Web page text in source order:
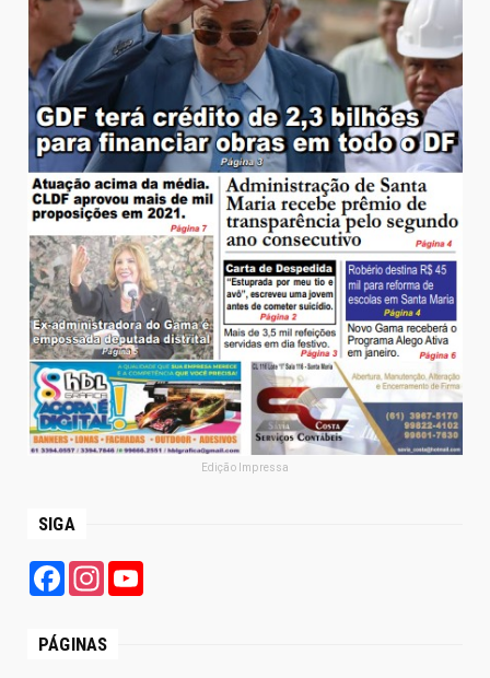
Edição Impressa
SIGA
FacebookInstagram
PÁGINAS